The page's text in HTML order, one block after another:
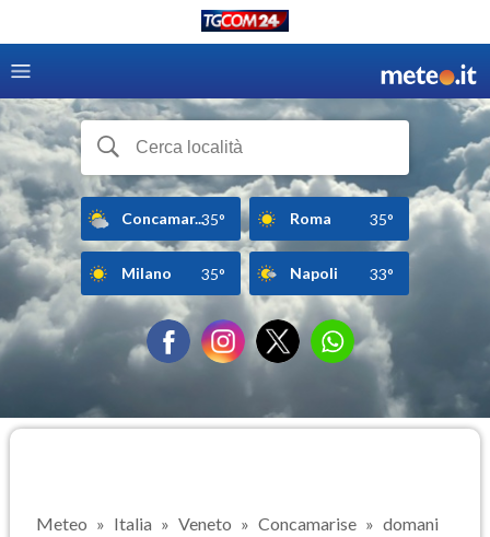
Concamar...35° Roma 35°
Milano 35° Napoli 33°
Meteo Italia Veneto Concamarise domani